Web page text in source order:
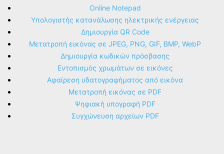
Online Notepad
Υπολογιστής κατανάλωσης ηλεκτρικής ενέργειας
Δημιουργία QR Code
Μετατροπή εικόνας σε JPEG, PNG, GIF, BMP, WebP
Δημιουργία κωδικών πρόσβασης
Εντοπισμός χρωμάτων σε εικόνες
Αφαίρεση υδατογραφήματος από εικόνα
Μετατροπή εικόνας σε PDF
Ψηφιακή υπογραφή PDF
Συγχώνευση αρχείων PDF